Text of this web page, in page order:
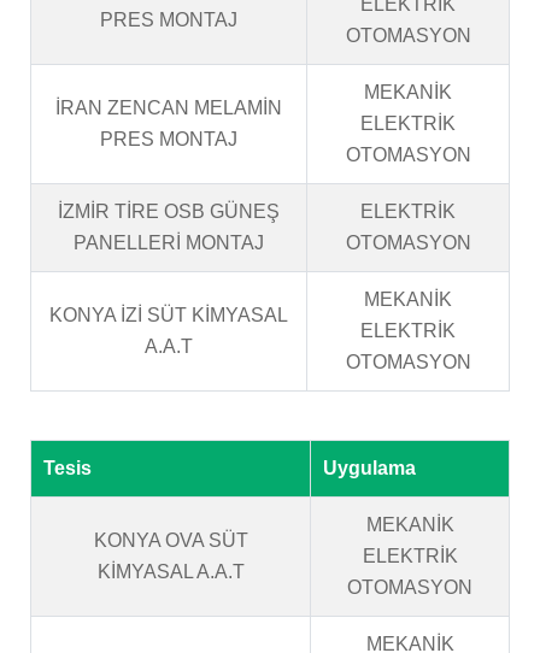
PRES MONTAJ
ELEKTRİK
OTOMASYON
İRAN ZENCAN MELAMİN
PRES MONTAJ
MEKANİK
ELEKTRİK
OTOMASYON
İZMİR TİRE OSB GÜNEŞ
PANELLERİ MONTAJ
ELEKTRİK
OTOMASYON
KONYA İZİ SÜT KİMYASAL
A.A.T
MEKANİK
ELEKTRİK
OTOMASYON
Tesis Uygulama
KONYA OVA SÜT
KİMYASAL A.A.T
MEKANİK
ELEKTRİK
OTOMASYON
MEKANİK